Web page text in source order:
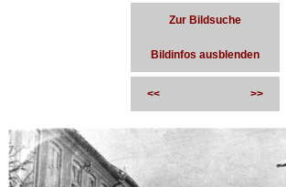
Zur Bildsuche
Bildinfos ausblenden
<< >>